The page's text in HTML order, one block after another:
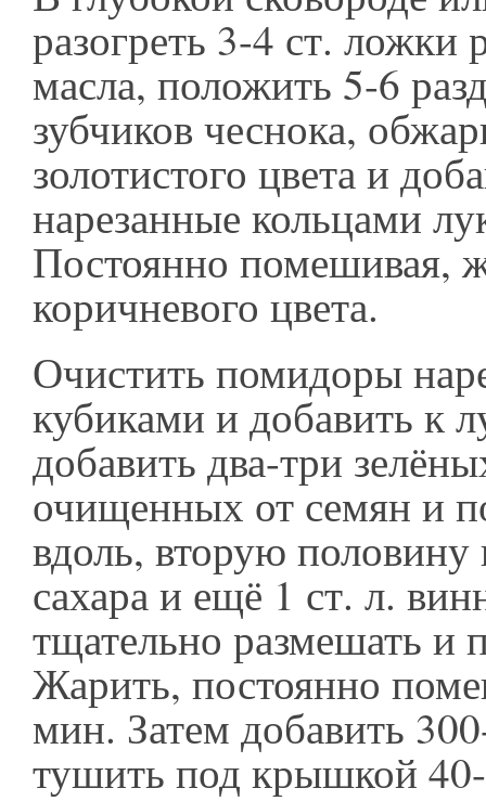
разогреть 3-4 ст. ложки
масла, положить 5-6
зубчиков чеснока,
золотистого цвета и
нарезанные кольцами
Постоянно помешивая,
коричневого цвета.
Очистить помидоры
кубиками и добавить к
добавить два-три
очищенных от семян и
вдоль, вторую
сахара и ещё 1 ст. л.
тщательно размешать и
Жарить, постоянно
мин. Затем добавить
тушить под крышкой